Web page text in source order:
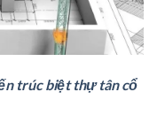
trúc biệt thự tân cổ